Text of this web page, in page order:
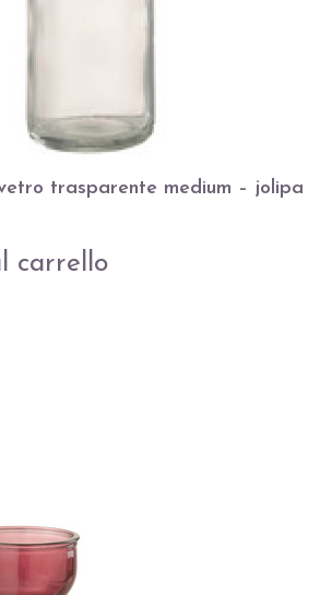
trasparente medium – jolipa
carrello